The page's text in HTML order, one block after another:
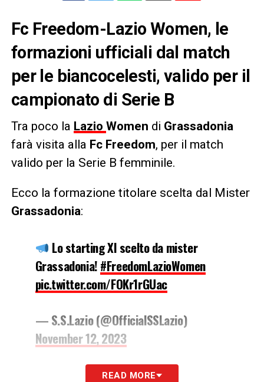
Fc Freedom-Lazio Women, le
formazioni ufficiali dal match
per le biancocelesti, valido per il
campionato di Serie B
Tra poco la Lazio Women di Grassadonia
farà visita alla Fc Freedom, per il match
valido per la Serie B femminile.
Ecco la formazione titolare scelta dal Mister
Grassadonia:
Lo starting XI scelto da mister
Grassadonia!#FreedomLazioWomen
pic.twitter.com/FOKr1rGUac
— S.S.Lazio (@OfficialSSLazio)
November 12, 2023
LA PLAYLIST DELLE NOSTRE TOP NEWS
READ MORE